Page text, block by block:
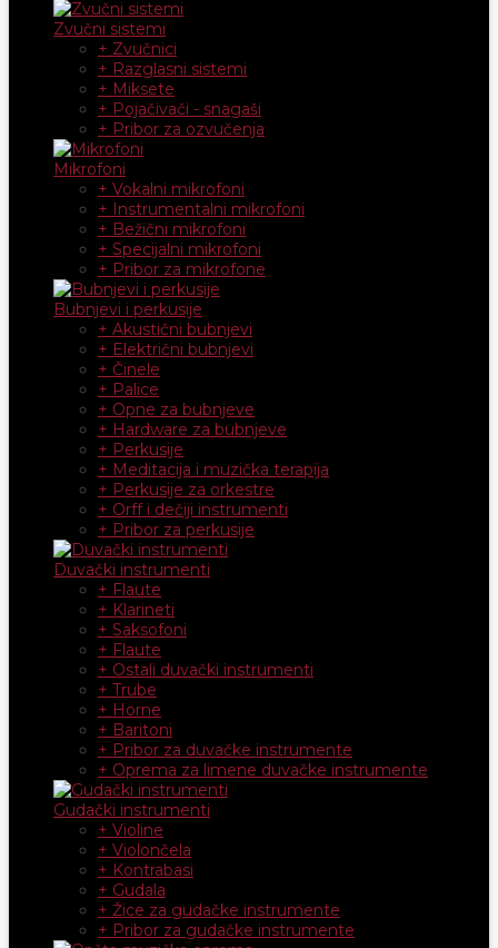
Zvučni sistemi
+ Zvučnici
+ Razglasni sistemi
+ Miksete
+ Pojačivači - snagaši
+ Pribor za ozvučenja
Mikrofoni
+ Vokalni mikrofoni
+ Instrumentalni mikrofoni
+ Bežični mikrofoni
+ Specijalni mikrofoni
+ Pribor za mikrofone
Bubnjevi i perkusije
+ Akustični bubnjevi
+ Električni bubnjevi
+ Činele
+ Palice
+ Opne za bubnjeve
+ Hardware za bubnjeve
+ Perkusije
+ Meditacija i muzička terapija
+ Perkusije za orkestre
+ Orff i dečiji instrumenti
+ Pribor za perkusije
Duvački instrumenti
+ Flaute
+ Klarineti
+ Saksofoni
+ Flaute
+ Ostali duvački instrumenti
+ Trube
+ Horne
+ Baritoni
+ Pribor za duvačke instrumente
+ Oprema za limene duvačke instrumente
Gudački instrumenti
+ Violine
+ Violončela
+ Kontrabasi
+ Gudala
+ Žice za gudačke instrumente
+ Pribor za gudačke instrumente